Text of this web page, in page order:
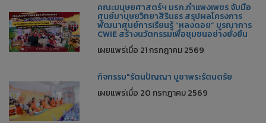
คณะมนุษยศาสตร์ฯ มรภ.กำแพงเพชร จับมือ
ศูนย์มานุษยวิทยาสิรินธร สรุปผลโครงการ
พัฒนาศูนย์การเรียนรู้ “หลงดอย” บูรณาการ
CWIE สร้างนวัตกรรมเพื่อชุมชนอย่างยั่งยืน
เผยแพร่เมื่อ 21 กรกฎาคม 2569
กิจกรรม"รัตนปัญญา บูชาพระรัตนตรัย
เผยแพร่เมื่อ 20 กรกฎาคม 2569